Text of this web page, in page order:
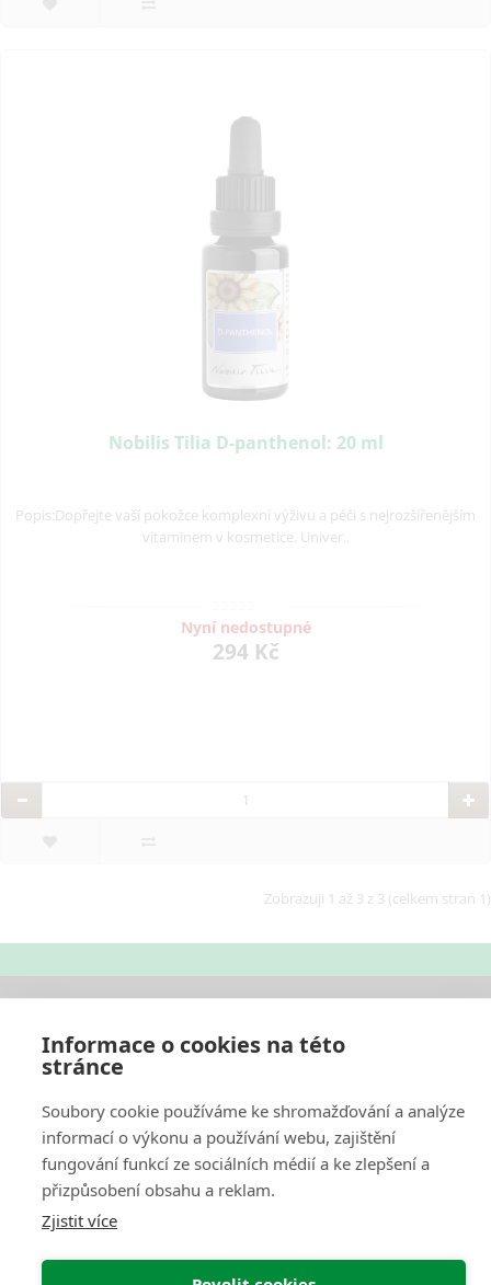
Informace o cookies na této
stránce
Soubory cookie používáme ke shromažďování a analýze
informací o výkonu a používání webu, zajištění
fungování funkcí ze sociálních médií a ke zlepšení a
přizpůsobení obsahu a reklam.
Zjistit více
Nobilis Tilia D-panthenol: 20 ml
Popis:Dopřejte vaší pokožce komplexní výživu a péči s nejrozšířenějším
vitaminem v kosmetice. Univer..
Nyní nedostupné
294 Kč
Zobrazuji 1 až 3 z 3 (celkem stran 1)
O Nás
Pro Zákazníky
Informace
Můj Účet
Interkontakt.store © 2026